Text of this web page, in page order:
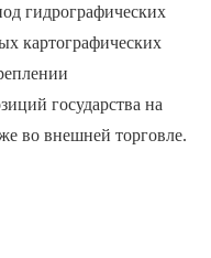
гидрографических
картографических
государства на
во внешней торговле.